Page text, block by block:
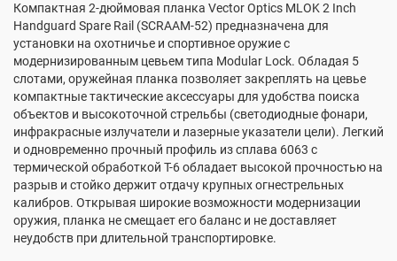
Компактная 2-дюймовая планка Vector Optics MLOK 2 Inch
Handguard Spare Rail (SCRAAM-52) предназначена для
установки на охотничье и спортивное оружие с
модернизированным цевьем типа Modular Lock. Обладая 5
слотами, оружейная планка позволяет закреплять на цевье
компактные тактические аксессуары для удобства поиска
объектов и высокоточной стрельбы (светодиодные фонари,
инфракрасные излучатели и лазерные указатели цели). Легкий
и одновременно прочный профиль из сплава 6063 с
термической обработкой T-6 обладает высокой прочностью на
разрыв и стойко держит отдачу крупных огнестрельных
калибров. Открывая широкие возможности модернизации
оружия, планка не смещает его баланс и не доставляет
неудобств при длительной транспортировке.